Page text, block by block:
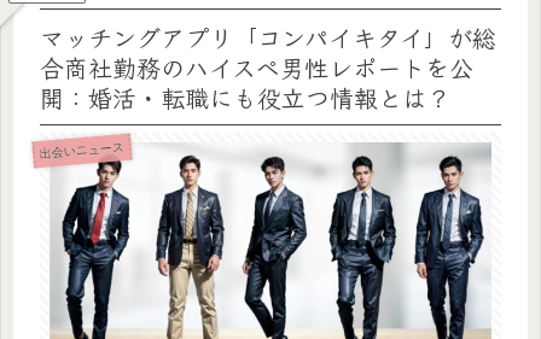
マッチングアプリ「コンパイキタイ」が総
合商社勤務のハイスペ男性レポートを公
開：婚活・転職にも役立つ情報とは？
出会いニュース